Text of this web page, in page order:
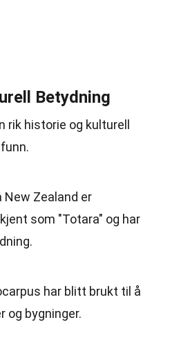
Betydning
rik historie og kulturell
New Zealand er
som "Totara" og har
har blitt brukt til å
og bygninger.